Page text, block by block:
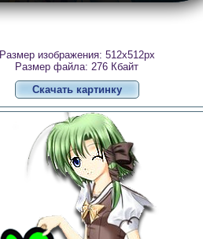
Размер изображения: 512x512px
Размер файла: 276 Кбайт
Скачать картинку